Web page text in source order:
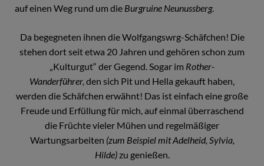
auf einen Weg rund um die Burgruine Neunussberg.
Da begegneten ihnen die Wolfgangswrg-Schäfchen! Die
stehen dort seit etwa 20 Jahren und gehören schon zum
„Kulturgut“ der Gegend. Sogar im Rother-
Wanderführer, den sich Pit und Hella gekauft haben,
werden die Schäfchen erwähnt! Das ist einfach eine große
Freude und Erfüllung für mich, auf einmal überraschend
die Früchte vieler Mühen und regelmäßiger
Wartungsarbeiten (zum Beispiel mit Adelheid, Sylvia,
Hilde)zu genießen.